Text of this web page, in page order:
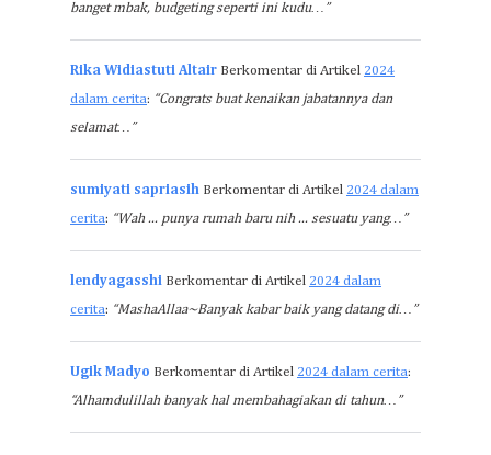
banget mbak, budgeting seperti ini kudu…”
Rika Widiastuti Altair Berkomentar di Artikel 2024
dalam cerita: “Congrats buat kenaikan jabatannya dan
selamat…”
sumiyati sapriasih Berkomentar di Artikel 2024 dalam
cerita: “Wah ... punya rumah baru nih ... sesuatu yang…”
lendyagasshi Berkomentar di Artikel 2024 dalam
cerita: “MashaAllaa~Banyak kabar baik yang datang di…”
Ugik Madyo Berkomentar di Artikel 2024 dalam cerita:
“Alhamdulillah banyak hal membahagiakan di tahun…”